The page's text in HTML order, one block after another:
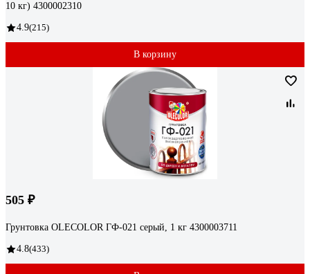
10 кг) 4300002310
4.9(215)
В корзину
505 ₽
Грунтовка OLECOLOR ГФ-021 серый, 1 кг 4300003711
4.8(433)